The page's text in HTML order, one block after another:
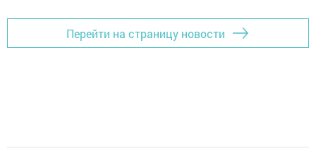
Перейти на страницу новости